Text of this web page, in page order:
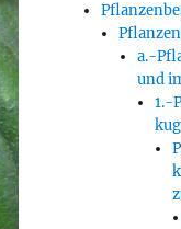
a.-
und
1.-